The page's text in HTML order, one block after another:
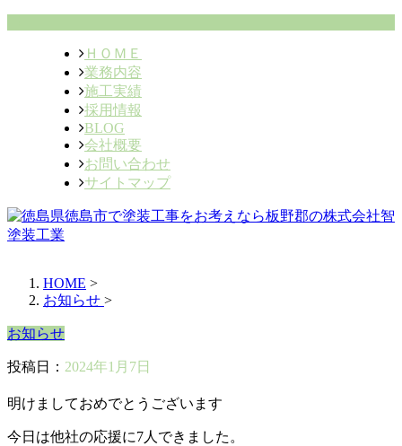
ＨＯＭＥ
業務内容
施工実績
採用情報
BLOG
会社概要
お問い合わせ
サイトマップ
HOME >
お知らせ >
お知らせ
投稿日： 2024年1月7日
明けましておめでとうございます
今日は他社の応援に7人できました。